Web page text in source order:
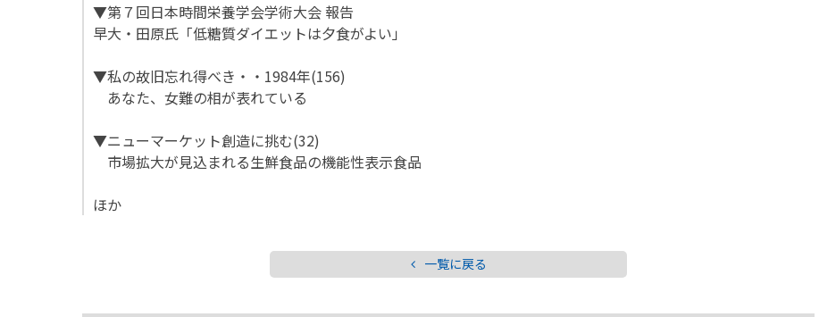
▼第７回日本時間栄養学会学術大会 報告
早大・田原氏「低糖質ダイエットは夕食がよい」
▼私の故旧忘れ得べき・・1984年(156)
あなた、女難の相が表れている
▼ニューマーケット創造に挑む(32)
市場拡大が見込まれる生鮮食品の機能性表示食品
ほか
一覧に戻る